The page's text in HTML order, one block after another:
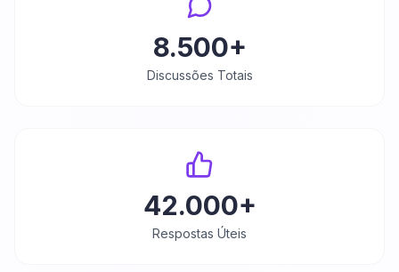
8.500+
Discussões Totais
42.000+
Respostas Úteis